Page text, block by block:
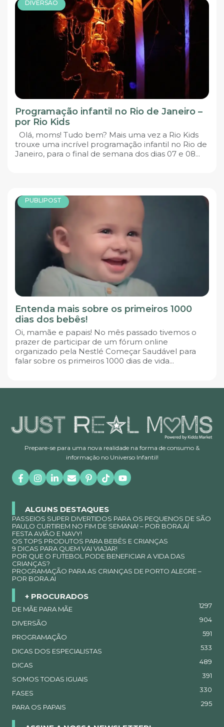
DIVERSÃO
Programação infantil no Rio de Janeiro –
por Rio Kids
Olá, moms! Tudo bem? Mais uma vez a Rio Kids
trouxe uma incrível programação infantil no Rio de
Janeiro, para o final de semana dos dias 07 e 08...
PUBLIPOST
Entenda mais sobre os primeiros 1000
dias dos bebês!
Oi, mamãe e papais! No mês passado tivemos o
prazer de participar de um fórum online
organizado pela Nestlé Começar Saudável para
falar sobre os primeiros 1000 dias de vida...
Prepare-se para uma nova realidade na forma de consumo &
informação no Universo Infantil!
ALGUNS DESTAQUES
PASSEIOS SUPER DIVERTIDOS PARA OS PEQUENOS DE SÃO
PAULO CURTIREM NO FIM DE SEMANA! – POR BORA.AÍ
FESTA AVIÃO E NAVY!
OS TOPS PRODUTOS PARA BEBÊS E CRIANÇAS
9 DICAS PARA QUEM VAI VIAJAR!
POR QUE O FUTEBOL PODE BENEFICIAR A VIDA DAS
CRIANÇAS?
PROGRAMAÇÃO PARA AS CRIANÇAS DE PORTO ALEGRE –
POR BORA.AI
+ PROCURADOS
DE MÃE PARA MÃE 1297
DIVERSÃO 904
PROGRAMAÇÃO 591
DICAS DOS ESPECIALISTAS 533
DICAS 489
SOMOS TODAS IGUAIS 391
FASES 330
PARA OS PAPAIS 295